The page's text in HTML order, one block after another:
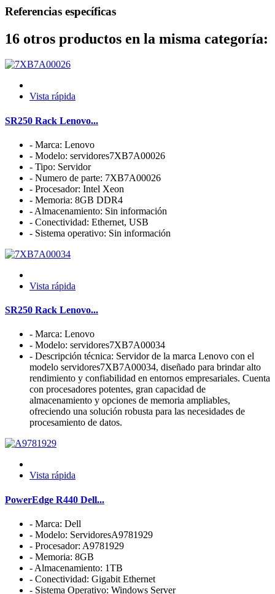
Referencias específicas
16 otros productos en la misma categoría:
Vista rápida
SR250 Rack Lenovo...
- Marca: Lenovo
- Modelo: servidores7XB7A00026
- Tipo: Servidor
- Numero de parte: 7XB7A00026
- Procesador: Intel Xeon
- Memoria: 8GB DDR4
- Almacenamiento: Sin información
- Conectividad: Ethernet, USB
- Sistema operativo: Sin información
Vista rápida
SR250 Rack Lenovo...
- Marca: Lenovo
- Modelo: servidores7XB7A00034
- Descripción técnica: Servidor de la marca Lenovo con el
modelo servidores7XB7A00034, diseñado para brindar alto
rendimiento y confiabilidad en entornos empresariales. Cuenta
con procesadores potentes, gran capacidad de
almacenamiento y opciones de memoria ampliables,
ofreciendo una solución robusta para las necesidades de
procesamiento de datos.
Vista rápida
PowerEdge R440 Dell...
- Marca: Dell
- Modelo: ServidoresA9781929
- Procesador: A9781929
- Memoria: 8GB
- Almacenamiento: 1TB
- Conectividad: Gigabit Ethernet
- Sistema Operativo: Windows Server